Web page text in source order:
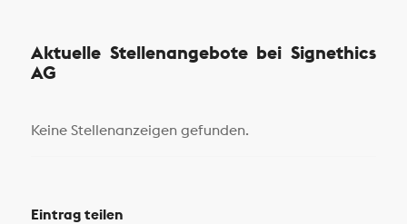
Aktuelle Stellenangebote bei Signethics
AG
Keine Stellenanzeigen gefunden.
Eintrag teilen